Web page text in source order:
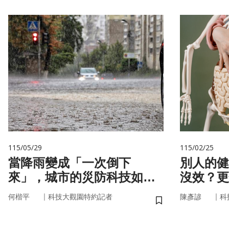
115/05/29
當降雨變成「一次倒下
來」，城市的災防科技如何
即時應變？
何楷平 ｜ 科技大觀園特約記者
儲存書籤
115/02/25
別人的
沒效？
更能「
陳彥諺 ｜ 科